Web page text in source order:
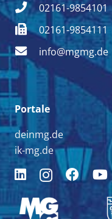
02161-9854101
02161-9854111
info@mgmg.de
Portale
deinmg.de
ik-mg.de